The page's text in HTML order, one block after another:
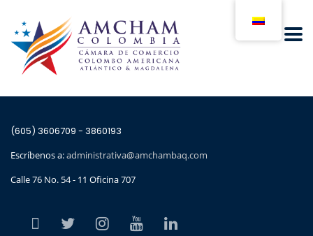
(605) 3606709 - 3860193
Escríbenos a:administrativa@amchambaq.com
Calle 76 No. 54 - 11 Oficina 707